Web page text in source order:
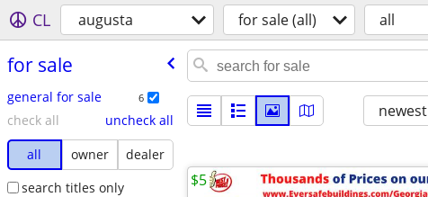
CL augusta for sale (all) all
for sale
general for sale 6
check all
uncheck all
all
owner
dealer
search titles only
newest
$5